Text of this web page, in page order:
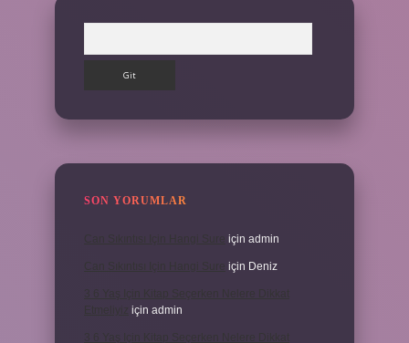
SON YORUMLAR
için admin
için Deniz
için admin